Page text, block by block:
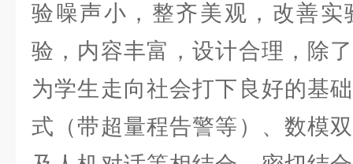
验噪声小，整齐美观，改善实
验，内容丰富，设计合理，除
为学生走向社会打下良好的基
式（带超量程告警等）、数模